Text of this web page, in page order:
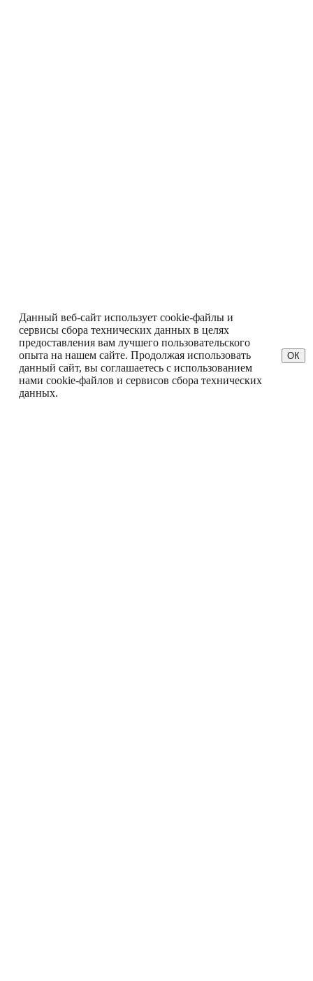
Данный веб-сайт использует cookie-файлы и
сервисы сбора технических данных в целях
предоставления вам лучшего пользовательского
опыта на нашем сайте. Продолжая использовать
данный сайт, вы соглашаетесь с использованием
нами cookie-файлов и сервисов сбора технических
данных.
ОК